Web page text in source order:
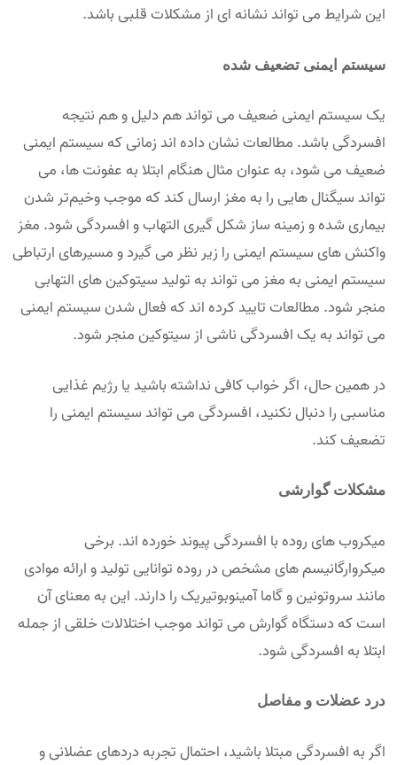
این شرایط می تواند نشانه ای از مشکلات قلبی باشد.
سیستم ایمنی تضعیف شده
یک سیستم ایمنی ضعیف می تواند هم دلیل و هم نتیجه
افسردگی باشد. مطالعات نشان داده اند زمانی که سیستم ایمنی
ضعیف می شود، به عنوان مثال هنگام ابتلا به عفونت ها، می
تواند سیگنال هایی را به مغز ارسال کند که موجب وخیم‌تر شدن
بیماری شده و زمینه ساز شکل گیری التهاب و افسردگی شود. مغز
واکنش های سیستم ایمنی را زیر نظر می گیرد و مسیرهای ارتباطی
سیستم ایمنی به مغز می تواند به تولید سیتوکین های التهابی
منجر شود. مطالعات تایید کرده اند که فعال شدن سیستم ایمنی
می تواند به یک افسردگی ناشی از سیتوکین منجر شود.
در همین حال، اگر خواب کافی نداشته باشید یا رژیم غذایی
مناسبی را دنبال نکنید، افسردگی می تواند سیستم ایمنی را
تضعیف کند.
مشکلات گوارشی
میکروب های روده با افسردگی پیوند خورده اند. برخی
میکروارگانیسم های مشخص در روده توانایی تولید و ارائه موادی
مانند سروتونین و گاما آمینوبوتیریک را دارند. این به معنای آن
است که دستگاه گوارش می تواند موجب اختلالات خلقی از جمله
ابتلا به افسردگی شود.
درد عضلات و مفاصل
اگر به افسردگی مبتلا باشید، احتمال تجربه دردهای عضلانی و